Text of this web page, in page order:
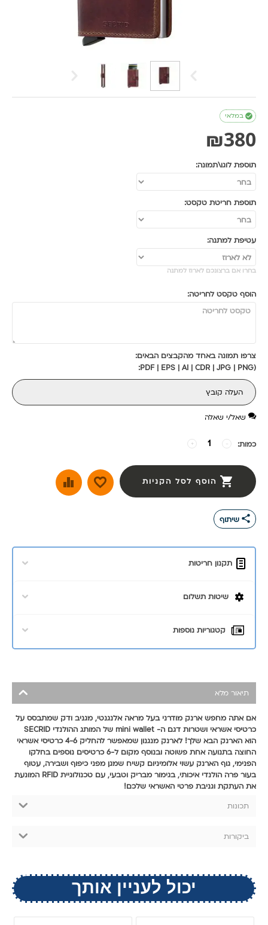
במלאי 
₪380
תוספת לוגו\תמונה:
תוספת חריטת טקסט:
עטיפת למתנה:
בחרו אם ברצונכם לארוז למתנה
הוסף טקסט לחריטה:
צרפו תמונה באחד מהקבצים הבאים:
(PDF | EPS | AI | CDR | JPG | PNG:
העלה קובץ
שאל/י שאלה
כמות: + −
הוסף לסל הקניות
share שיתוף
תקנון חריטות
שיטות תשלום
קטגוריות נוספות
תיאור מלא
אם אתה מחפש ארנק מודרני בעל מראה אלנגנטי, מגניב ודק שמתבסס על
כרטיסי אשראי ושטרות דגם ה- mini wallet של המותג ההולנדי SECRID
הוא הארנק הבא שלך! לארנק מנגנון שמאפשר להחליק 4-6 כרטיסי אשראי
החוצה בתנועה אחת פשוטה ובנוסף מקום ל-6 כרטיסים נוספים בחלקו
הפנימי, גוף הארנק עשוי אלומיניום קשיח שמגן מפני כיפוף ושבירה, עטוף
בעור פרה הולנדי איכותי, בגימור מבריק וטבעי, עם טכנולוגיית RFID המונעת
את העתקת וגניבת פרטי האשראי שלכם!
תכונות
ביקורות
יכול לעניין אותך